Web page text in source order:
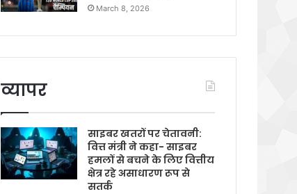
March 8, 2026
व्यापर
साइबर खतरों पर चेतावनी:
वित्त मंत्री ने कहा- साइबर
हमलों से बचने के लिए वित्तीय
क्षेत्र रहे असाधारण रूप से
सतर्क